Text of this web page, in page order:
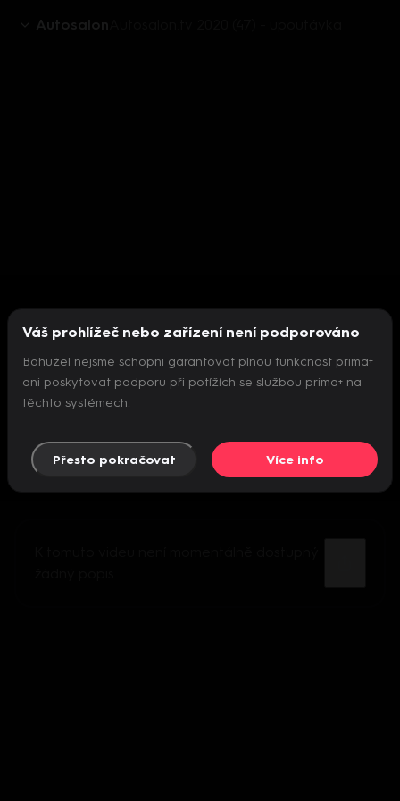
Autosalon
Nepodařilo se inicializovat přehrávač
Váš prohlížeč nebo zařízení není podporováno
Bohužel nejsme schopni garantovat plnou funkčnost prima+
ani poskytovat podporu při potížích se službou prima+ na
těchto systémech.
Přesto pokračovat Více info